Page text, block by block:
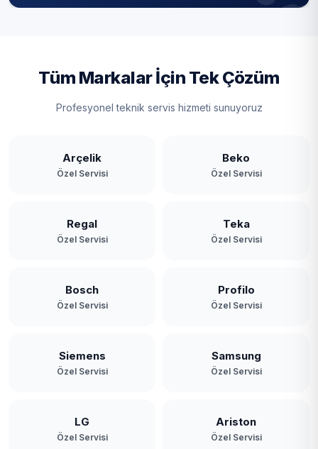
Tüm Markalar İçin Tek Çözüm
Profesyonel teknik servis hizmeti sunuyoruz
Arçelik
Özel Servisi
Beko
Özel Servisi
Regal
Özel Servisi
Teka
Özel Servisi
Bosch
Özel Servisi
Profilo
Özel Servisi
Siemens
Özel Servisi
Samsung
Özel Servisi
LG
Özel Servisi
Ariston
Özel Servisi